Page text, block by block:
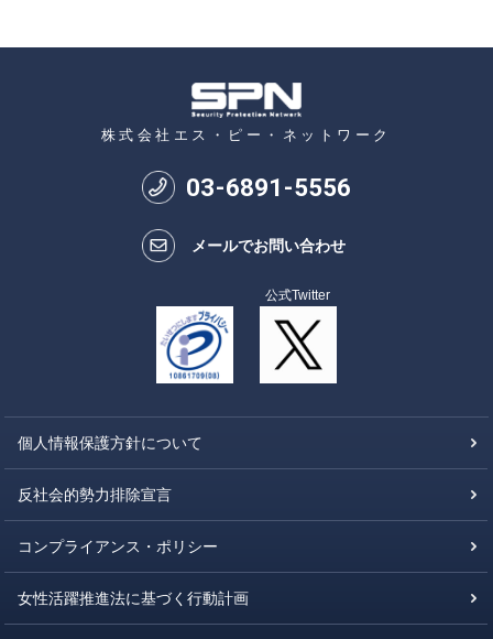
株式会社エス・ピー・ネットワーク
03-6891-5556
メールでお問い合わせ
公式Twitter
個人情報保護方針について
反社会的勢力排除宣言
コンプライアンス・ポリシー
女性活躍推進法に基づく行動計画